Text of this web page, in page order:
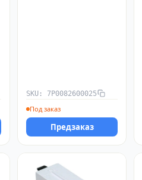
SKU: 7P0082600025
Под заказ
Предзаказ